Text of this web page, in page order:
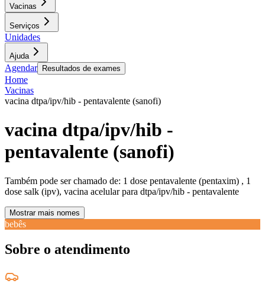
Vacinas
Serviços
Unidades
Ajuda
Agendar Resultados de exames
Home
Vacinas
vacina dtpa/ipv/hib - pentavalente (sanofi)
vacina dtpa/ipv/hib -
pentavalente (sanofi)
Também pode ser chamado de: 1 dose pentavalente (pentaxim) , 1
dose salk (ipv), vacina acelular para dtpa/ipv/hib - pentavalente
Mostrar mais nomes
bebês
Sobre o atendimento